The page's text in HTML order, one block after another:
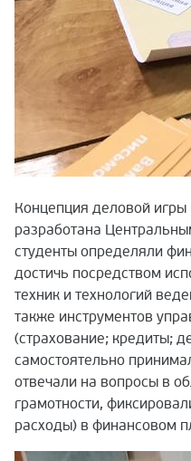
Концепция деловой
разработана
студенты определяли
достичь посредством
техник и технологий
также инструментов
(страхование; кредиты;
самостоятельно
отвечали на вопросы в
грамотности,
расходы) в финансовом